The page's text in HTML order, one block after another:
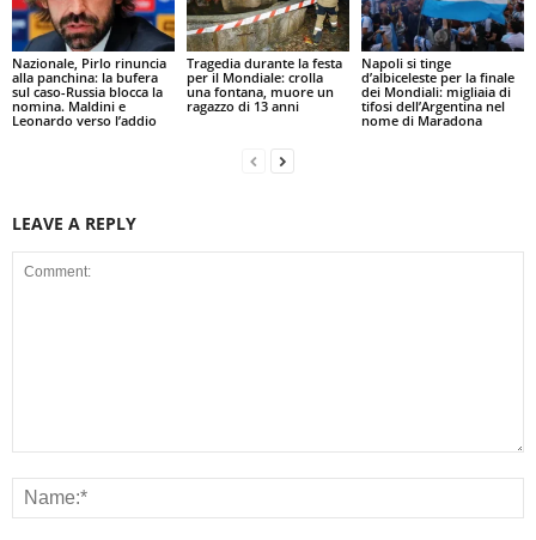
Nazionale, Pirlo rinuncia
alla panchina: la bufera
sul caso-Russia blocca la
nomina. Maldini e
Leonardo verso l’addio
Tragedia durante la festa
per il Mondiale: crolla
una fontana, muore un
ragazzo di 13 anni
Napoli si tinge
d’albiceleste per la finale
dei Mondiali: migliaia di
tifosi dell’Argentina nel
nome di Maradona
LEAVE A REPLY